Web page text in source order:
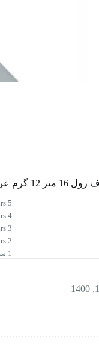
مصرف سفید
5 Stars
4 Stars
3 Stars
2 Stars
1 ستاره